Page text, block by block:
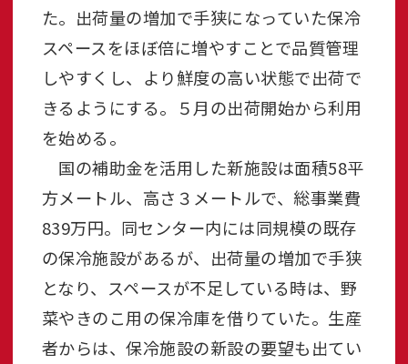
た。出荷量の増加で手狭になっていた保冷
スペースをほぼ倍に増やすことで品質管理
しやすくし、より鮮度の高い状態で出荷で
きるようにする。５月の出荷開始から利用
を始める。
国の補助金を活用した新施設は面積58平
方メートル、高さ３メートルで、総事業費
839万円。同センター内には同規模の既存
の保冷施設があるが、出荷量の増加で手狭
となり、スペースが不足している時は、野
菜やきのこ用の保冷庫を借りていた。生産
者からは、保冷施設の新設の要望も出てい